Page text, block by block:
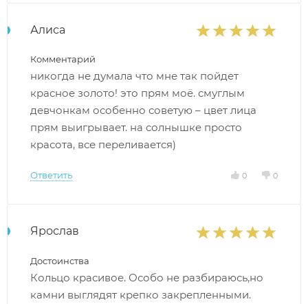
Алиса
Комментарий
никогда не думала что мне так пойдет
красное золото! это прям моё. смуглым
девчонкам особенно советую – цвет лица
прям выигрывает. на солнышке просто
красота, все переливается)
Ответить 0 0
Ярослав
Достоинства
Кольцо красивое. Особо не разбираюсь,но
камни выглядят крепко закрепленными.